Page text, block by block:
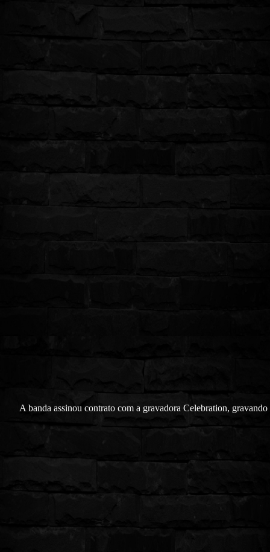
A banda assinou contrato com a gravadora Celebration, gravando